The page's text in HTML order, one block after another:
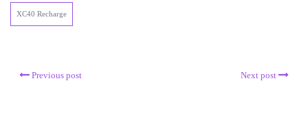
XC40 Recharge
Previous post Next post